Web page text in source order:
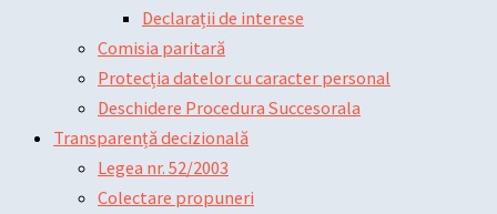
Declarații de interese
Comisia paritară
Protecția datelor cu caracter personal
Deschidere Procedura Succesorala
Transparență decizională
Legea nr. 52/2003
Colectare propuneri